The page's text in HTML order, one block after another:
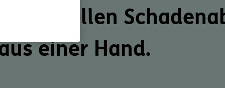
schnellen
einer Hand.